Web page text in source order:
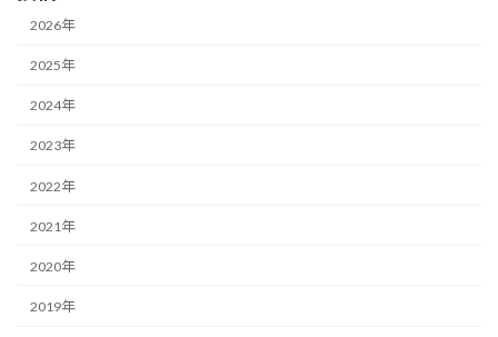
2026年
2025年
2024年
2023年
2022年
2021年
2020年
2019年